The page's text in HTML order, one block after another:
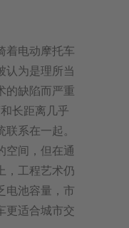
着电动摩托车
认为是理所当
的缺陷而严重
长距离几乎
系在一起。
空间，但在通
，工程艺术仍
电池容量，市
更适合城市交